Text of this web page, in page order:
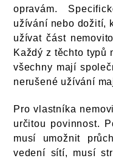
opravám.
užívání nebo dožití,
užívat část
Každý z těchto typů
všechny mají
nerušené užívání
Pro vlastníka
určitou povinnost.
musí umožnit
vedení sítí, musí